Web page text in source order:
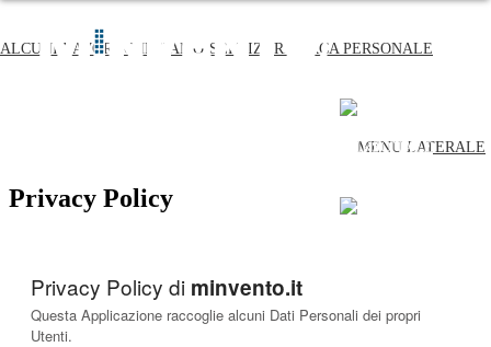
ALCUNI LAVORI CHI SIAMO SERVIZI RICERCA PERSONALE
RICERCA PERSONALE
Privacy Policy
Privacy Policy di minvento.it
Questa Applicazione raccoglie alcuni Dati Personali dei propri
Utenti.